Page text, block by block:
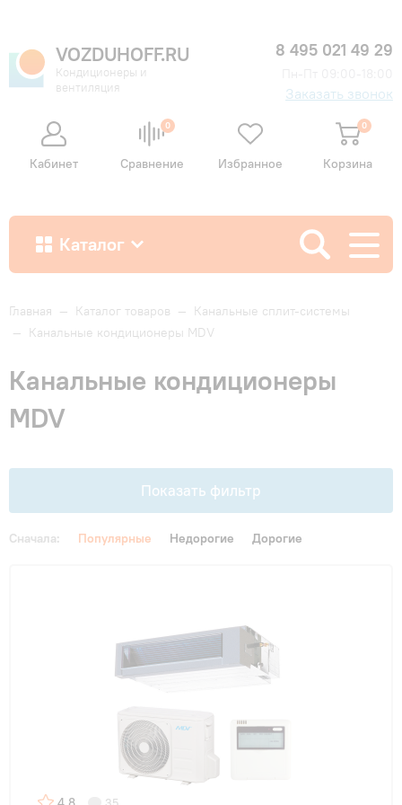
VOZDUHOFF.RU
Кондиционеры и
вентиляция
8 495 021 49 29
Заказать звонок
Кабинет
0
Сравнение Избранное
0
Корзина
Каталог
Как купить
Гарантия и сервис
Монтаж
Контакты
Главная — Каталог товаров — Канальные сплит-системы
— Канальные кондиционеры MDV
Канальные кондиционеры
MDV
Показать фильтр
Инверторные
Сначала: Популярные Недорогие Дорогие